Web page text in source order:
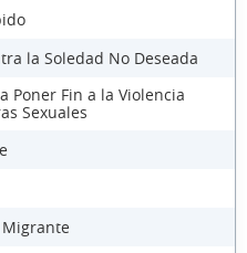
la Soledad No Deseada
Poner Fin a la Violencia
Sexuales